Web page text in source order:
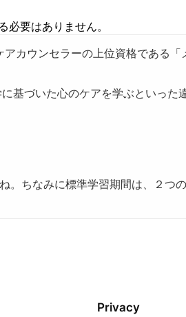
必要はありません。
カウンセラーの上位資格である
基づいた心のケアを学ぶといった
ちなみに標準学習期間は、２つ
Privacy